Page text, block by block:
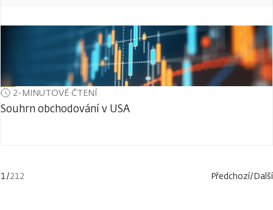
2-MINUTOVÉ ČTENÍ
Souhrn obchodování v USA
1/212 Předchozí/Další